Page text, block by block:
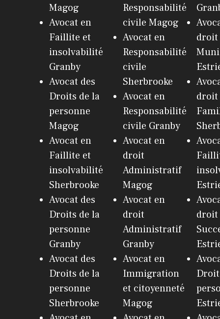
Magog
Avocat en
Faillite et
insolvabilité
Granby
Avocat des
Droits de la
personne
Magog
Avocat en
Faillite et
insolvabilité
Sherbrooke
Avocat des
Droits de la
personne
Granby
Avocat des
Droits de la
personne
Sherbrooke
Responsabilité
civile Magog
Avocat en
Responsabilité
civile
Sherbrooke
Avocat en
Responsabilité
civile Granby
Avocat en
droit
Administratif
Magog
Avocat en
droit
Administratif
Granby
Avocat en
Immigration
et citoyenneté
Magog
droit
droit
droit